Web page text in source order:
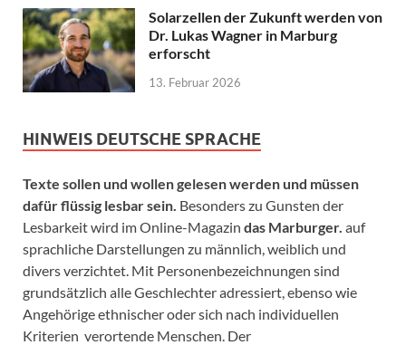
Solarzellen der Zukunft werden von
Dr. Lukas Wagner in Marburg
erforscht
13. Februar 2026
HINWEIS DEUTSCHE SPRACHE
Texte sollen und wollen gelesen werden und müssen
dafür flüssig lesbar sein. Besonders zu Gunsten der
Lesbarkeit wird im Online-Magazin das Marburger. auf
sprachliche Darstellungen zu männlich, weiblich und
divers verzichtet. Mit Personenbezeichnungen sind
grundsätzlich alle Geschlechter adressiert, ebenso wie
Angehörige ethnischer oder sich nach individuellen
Kriterien verortende Menschen. Der